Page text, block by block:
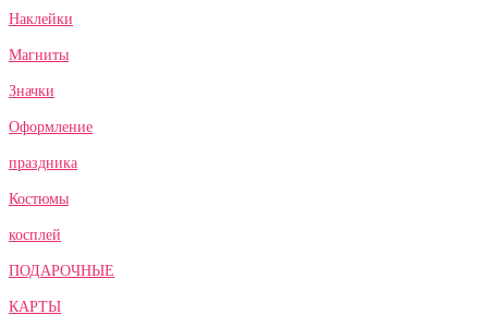
Наклейки
Магниты
Значки
Оформление
праздника
Костюмы
косплей
ПОДАРОЧНЫЕ
КАРТЫ